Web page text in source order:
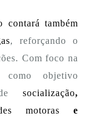
contará também
, reforçando o
Com foco na
objetivo
socialização,
motoras e